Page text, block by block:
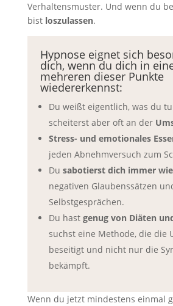
Verhaltensmuster. Und wenn du
bist loszulassen.
Hypnose eignet sich
dich, wenn du dich in
mehreren dieser Punkte
wiedererkennst:
Du weißt eigentlich, was du
scheiterst aber oft an der
Stress- und emotionales
jeden Abnehmversuch zum
Du sabotierst dich immer
negativen Glaubenssätzen
Selbstgesprächen.
Du hast genug von Diäten
suchst eine Methode, die die
beseitigt und nicht nur die
bekämpft.
Wenn du jetzt mindestens einmal